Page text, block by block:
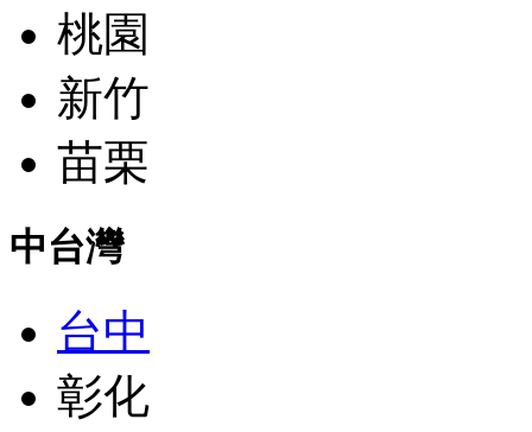
桃園
新竹
苗栗
中台灣
台中
彰化